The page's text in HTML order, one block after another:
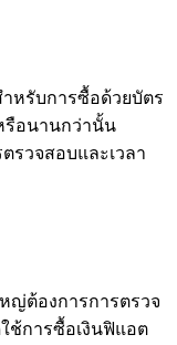
ำหรับการซื้อด้วยบัตร
รือนานกว่านั้น
รวจสอบและเวลา
ญ่ต้องการการตรวจ
ช้การซื้อเงินฟิแอต